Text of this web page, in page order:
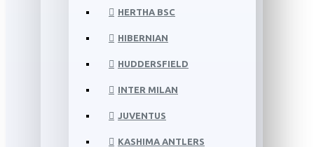
HERTHA BSC
HIBERNIAN
HUDDERSFIELD
INTER MILAN
JUVENTUS
KASHIMA ANTLERS